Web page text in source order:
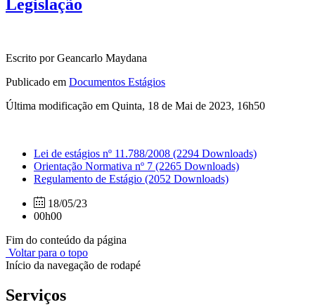
Legislação
Escrito por Geancarlo Maydana
Publicado em Documentos Estágios
Última modificação em Quinta, 18 de Mai de 2023, 16h50
Lei de estágios nº 11.788/2008 (2294 Downloads)
Orientação Normativa nº 7 (2265 Downloads)
Regulamento de Estágio (2052 Downloads)
18/05/23
00h00
Fim do conteúdo da página
Voltar para o topo
Início da navegação de rodapé
Serviços